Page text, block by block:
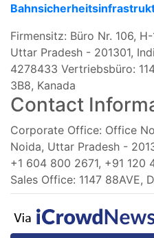
Firmensitz: Büro Nr. 106,
Uttar Pradesh - 201301,
4278433 Vertriebsbüro:
3B8, Kanada
Contact
Corporate Office: Office
Noida, Uttar Pradesh -
+1 604 800 2671, +91 120
Sales Office: 1147 88AVE,